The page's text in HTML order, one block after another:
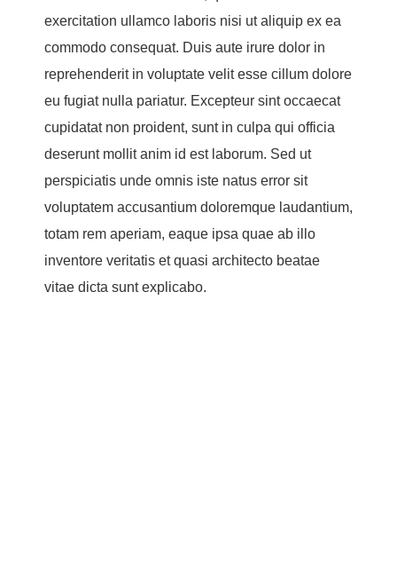
exercitation ullamco laboris nisi ut aliquip ex ea
commodo consequat. Duis aute irure dolor in
reprehenderit in voluptate velit esse cillum dolore
eu fugiat nulla pariatur. Excepteur sint occaecat
cupidatat non proident, sunt in culpa qui officia
deserunt mollit anim id est laborum. Sed ut
perspiciatis unde omnis iste natus error sit
voluptatem accusantium doloremque laudantium,
totam rem aperiam, eaque ipsa quae ab illo
inventore veritatis et quasi architecto beatae
vitae dicta sunt explicabo.